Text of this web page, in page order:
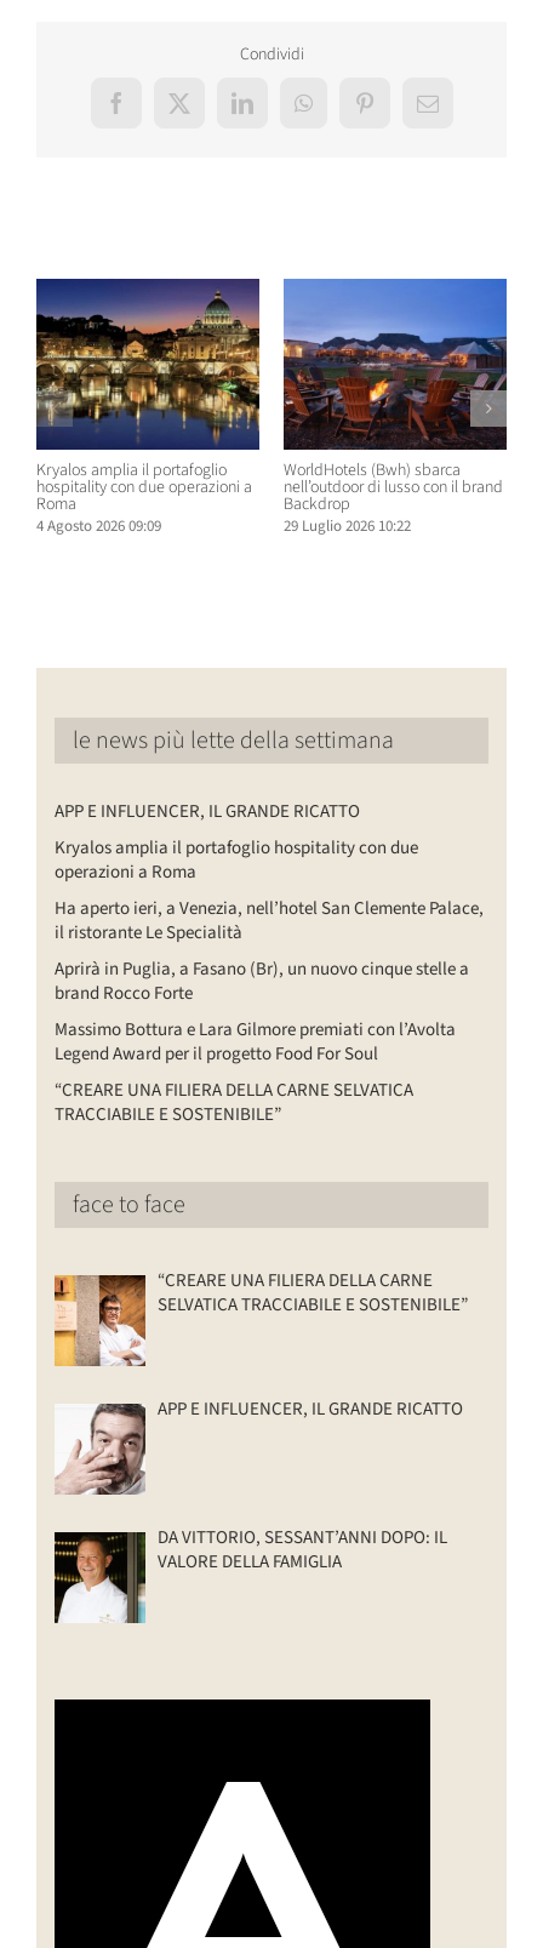
Condividi
Facebook
X LinkedInWhatsAppPinterestEmail
Kryalos amplia il portafoglio
hospitality con due operazioni a
Roma
4 Agosto 2026 09:09
WorldHotels (Bwh) sbarca
nell’outdoor di lusso con il brand
Backdrop
29 Luglio 2026 10:22
le news più lette della settimana
APP E INFLUENCER, IL GRANDE RICATTO
Kryalos amplia il portafoglio hospitality con due
operazioni a Roma
Ha aperto ieri, a Venezia, nell’hotel San Clemente Palace,
il ristorante Le Specialità
Aprirà in Puglia, a Fasano (Br), un nuovo cinque stelle a
brand Rocco Forte
Massimo Bottura e Lara Gilmore premiati con l’Avolta
Legend Award per il progetto Food For Soul
“CREARE UNA FILIERA DELLA CARNE SELVATICA
TRACCIABILE E SOSTENIBILE”
face to face
“CREARE UNA FILIERA DELLA CARNE
SELVATICA TRACCIABILE E SOSTENIBILE”
APP E INFLUENCER, IL GRANDE RICATTO
DA VITTORIO, SESSANT’ANNI DOPO: IL
VALORE DELLA FAMIGLIA